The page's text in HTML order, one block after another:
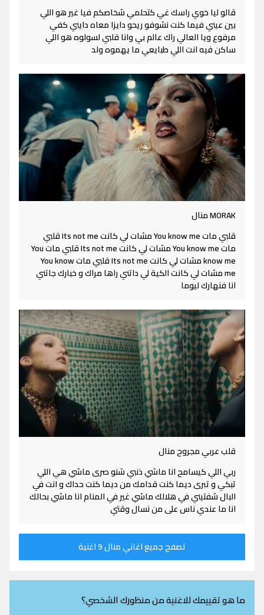
قالو ليا خوي راسك غي كتحلمي شخاصكم فيا غير هو اللي
بين عيني فيما كنت نشوفو ريحو دايزا معاه دايني كفي
مرفوع ويا العالي راك عالم بي وانا قلبي لسولوه هو اللي
ساكن فيه انت اللي طبايعي ما يهموه ولد
MORAK منال
قلبي مات You know me مشات لي كانت Its not me قلبي
مات You know me مشات لي كانت Its not me قلبي مات You
know me مشات لي كانت Its not me قلبي مات You know
me مشات لي كانت الكية لي داتني راها مراك و خبارك جاتني
انا فنهارك ليوما
قلب عربي مجروح منال
ربي اللي كيسامح انا ماشي ذنبي شنو صرى ماشي هي اللي
تبكي و تبرى ديما كنت قدامك من ديما كنت حداك و انت في
البال شفتيني في هلالك ماشي غير في المنام انا ماشي بحالك
انا ما عندي ناس على من نسال وقتي
تصفح جميع اغاني منال 9 اغنية
ما هو تقييمك للاغنية من منظورك الشخصي؟